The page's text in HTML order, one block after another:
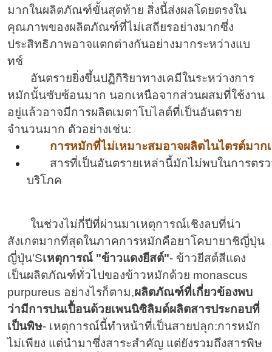
มากในผลิตภัณฑ์ขั้นสุดท้าย สิ่งนี้ส่งผลโดยตรงใน
คุณภาพของผลิตภัณฑ์ที่ไม่เสถียรอย่างมากซึ่ง
ประสิทธิภาพอาจแตกต่างกันอย่างมากระหว่างแบ
ทช์
อันตรายยิ่งขึ้นปฏิกิริยาทางเคมีในระหว่างการ
หมักนั้นซับซ้อนมาก นอกเหนือจากส่วนผสมที่ใช้งาน
อยู่แล้วอาจมีการผลิตเมตาโบไลต์ที่เป็นอันตราย
จำนวนมาก ตัวอย่างเช่น:
การหมักที่ไม่เหมาะสมอาจผลิตไนไตรต์มา
สารที่เป็นอันตรายเหล่านี้มักไม่พบในการต
บริโภค
ในช่วงไม่กี่ปีที่ผ่านมาเหตุการณ์เชิงลบที่น่า
สังเกตมากที่สุดในภาคการหมักคือยาโคบายาชิญี่ปุ่น
ญี่ปุ่น'Sเหตุการณ์ "ข้าวแดงยีสต์"- ข้าวยีสต์สีแดง
เป็นผลิตภัณฑ์ทั่วไปของข้าวหมักด้วย monascus
purpureus อย่างไรก็ตาม,ผลิตภัณฑ์ที่เกี่ยวข้องพบ
ว่ามีการปนเปื้อนด้วยเพนนิซิลิมด์ผลิตสารประกอบที่
เป็นพิษ- เหตุการณ์นี้ทำหน้าที่เป็นสายปลุก:การหมัก
ไม่เพียง แต่นำมาซึ่งสาระสำคัญ แต่ยังรวมถึงสารพิษ